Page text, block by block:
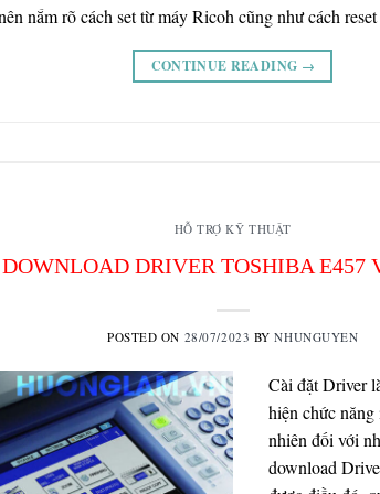
nắm rõ cách set từ máy Ricoh cũng như cách
CONTINUE READING →
HỖ TRỢ KỸ THUẬT
DRIVER TOSHIBA
POSTED ON 28/07/2023 BYNHUNGUYEN
Cài đặt Driver
hiện chức
nhiên đối với
download